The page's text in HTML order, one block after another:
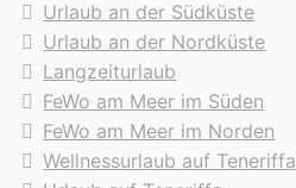
Urlaub an der Südküste
Urlaub an der Nordküste
Langzeiturlaub
FeWo am Meer im Süden
FeWo am Meer im Norden
Wellnessurlaub auf Teneriffa